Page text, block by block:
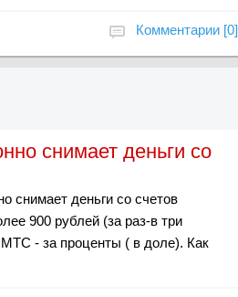
Комментарии [0]
снимает деньги со
снимает деньги со счетов
900 рублей (за раз-в три
МТС - за проценты ( в доле). Как